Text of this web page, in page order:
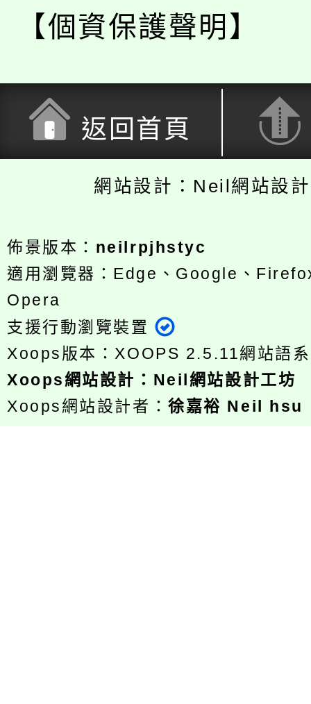
【個資保護聲明】
返回首頁
網站設計：Neil網站設
佈景版本： neilrpjhstyc
適用瀏覽器：Edge、Google、
Opera
支援行動瀏覽裝置
Xoops版本： XOOPS 2.5.11網站語
Xoops網站設計 ： Neil網站設計工坊
Xoops網站設計者：徐嘉裕 Neil hsu